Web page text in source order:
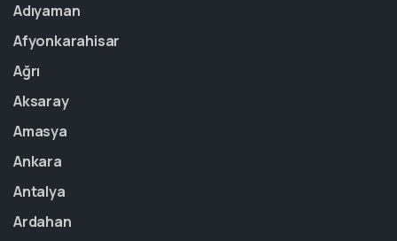
Adıyaman
Afyonkarahisar
Ağrı
Aksaray
Amasya
Ankara
Antalya
Ardahan